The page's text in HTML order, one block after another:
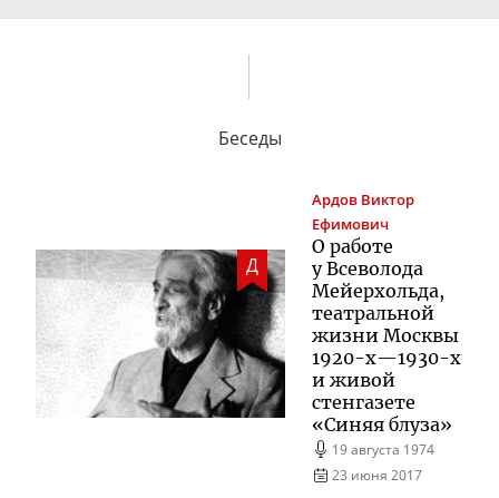
Беседы
Д
Ардов Виктор
Ефимович
О работе
у Всеволода
Мейерхольда,
театральной
жизни Москвы
1920-х—1930-х
и живой
стенгазете
«Синяя блуза»
19 августа 1974
23 июня 2017